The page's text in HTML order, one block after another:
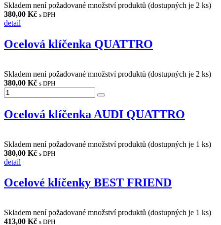
Skladem není požadované množství produktů (dostupných je 2 ks)
380,00 Kč s DPH
detail
Ocelová klíčenka QUATTRO
Skladem není požadované množství produktů (dostupných je 2 ks)
380,00 Kč s DPH
Ocelová klíčenka AUDI QUATTRO
Skladem není požadované množství produktů (dostupných je 1 ks)
380,00 Kč s DPH
detail
Ocelové klíčenky BEST FRIEND
Skladem není požadované množství produktů (dostupných je 1 ks)
413,00 Kč s DPH